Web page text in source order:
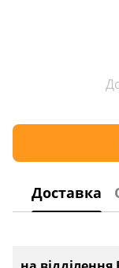
Доставка